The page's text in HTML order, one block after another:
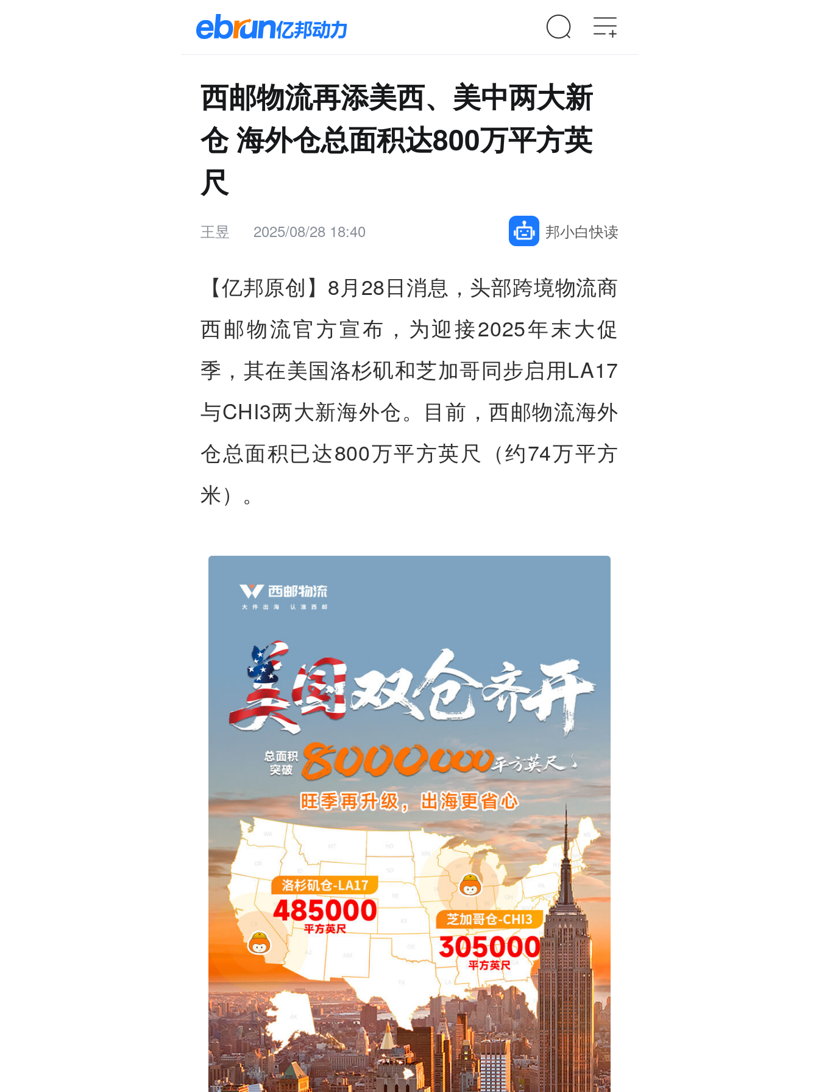
西邮物流再添美西、美中两大新
仓 海外仓总面积达800万平方英
尺
王昱 2025/08/28 18:40 邦小白快读
【亿邦原创】8月28日消息，头部跨境物流商
西邮物流官方宣布，为迎接2025年末大促
季，其在美国洛杉矶和芝加哥同步启用LA17
与CHI3两大新海外仓。目前，西邮物流海外
仓总面积已达800万平方英尺（约74万平方
米）。